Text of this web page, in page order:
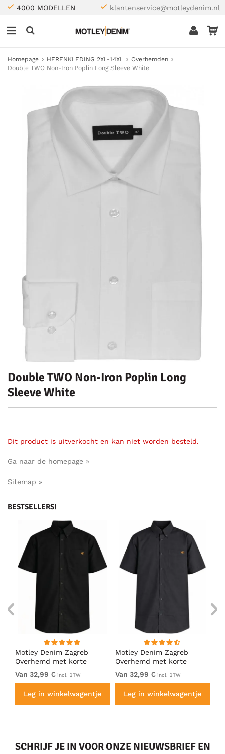
4000 MODELLEN klantenservice@motleydenim.nl
Homepage HERENKLEDING 2XL-14XL
Overhemden
Double TWO Non-Iron Poplin Long Sleeve White
Double TWO Non-Iron Poplin Long
Sleeve White
Dit product is uitverkocht en kan niet worden besteld.
Ga naar de homepage »
Sitemap »
BESTSELLERS!
Motley Denim Zagreb
Overhemd met korte
mouw Zwart
Van 32,99 € incl. BTW
Leg in winkelwagentje
Motley Denim Zagreb
Overhemd met korte
mouw Antraciet
Van 32,99 € incl. BTW
Leg in winkelwagentje
SCHRIJF JE IN VOOR ONZE NIEUWSBRIEF EN